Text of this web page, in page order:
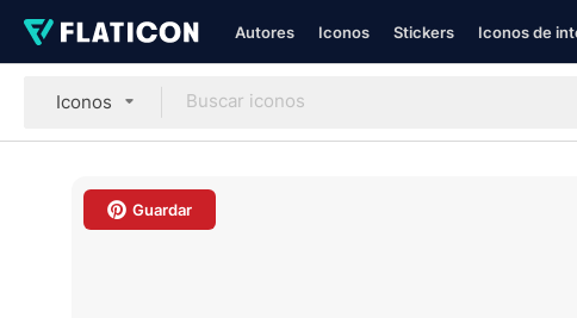
Autores Iconos Stickers Iconos de
Iconos
Guardar